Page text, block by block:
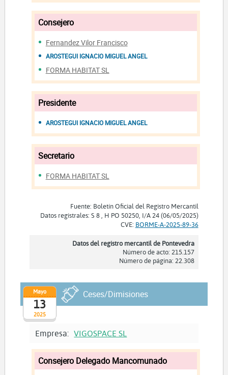
Consejero
Fernandez Vilor Francisco
AROSTEGUI IGNACIO MIGUEL ANGEL
FORMA HABITAT SL
Presidente
AROSTEGUI IGNACIO MIGUEL ANGEL
Secretario
FORMA HABITAT SL
Fuente: Boletín Oficial del Registro Mercantil
Datos registrales: S 8 , H PO 50250, I/A 24 (06/05/2025)
CVE: BORME-A-2025-89-36
Datos del registro mercantil de Pontevedra
Número de acto: 215.157
Número de página: 22.308
2025
Mayo
13
Ceses/Dimisiones
Empresa: VIGOSPACE SL
Consejero Delegado Mancomunado